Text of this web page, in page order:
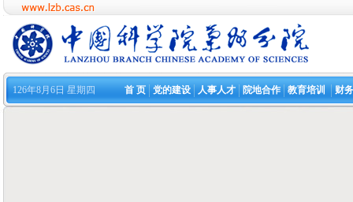
126年8月6日 星期四 首 页 党的建设 人事人才 院地合作 教育培训 财